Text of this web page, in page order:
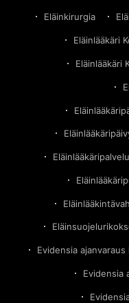
Eläinkirurgia
Eläinlääkäri
Eläinlääkäri
Evidensia
Evidensia